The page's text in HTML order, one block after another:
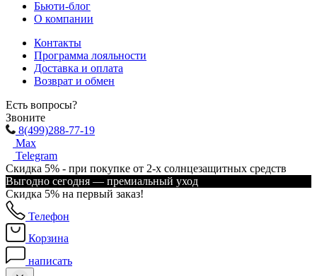
Бьюти-блог
О компании
Контакты
Программа лояльности
Доставка и оплата
Возврат и обмен
Есть вопросы?
Звоните
8(499)288-77-19
Max
Telegram
Скидка 5% - при покупке от 2-х солнцезащитных средств
Выгодно сегодня — премиальный уход
Скидка 5% на первый заказ!
Телефон
Корзина
написать